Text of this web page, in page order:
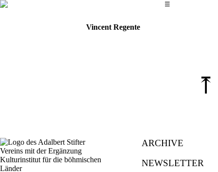
Das
☰
Vincent Regente
⤒
ARCHIVE
NEWSLETTER